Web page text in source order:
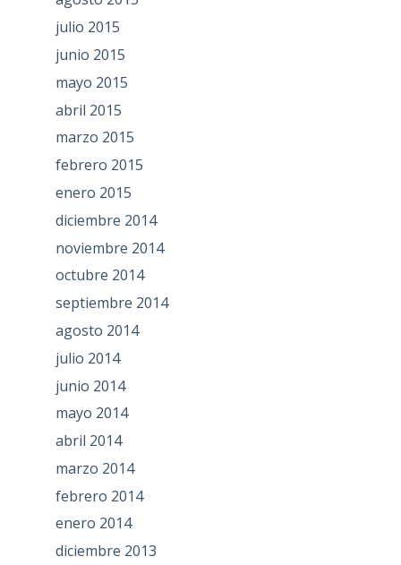
julio 2015
junio 2015
mayo 2015
abril 2015
marzo 2015
febrero 2015
enero 2015
diciembre 2014
noviembre 2014
octubre 2014
septiembre 2014
agosto 2014
julio 2014
junio 2014
mayo 2014
abril 2014
marzo 2014
febrero 2014
enero 2014
diciembre 2013